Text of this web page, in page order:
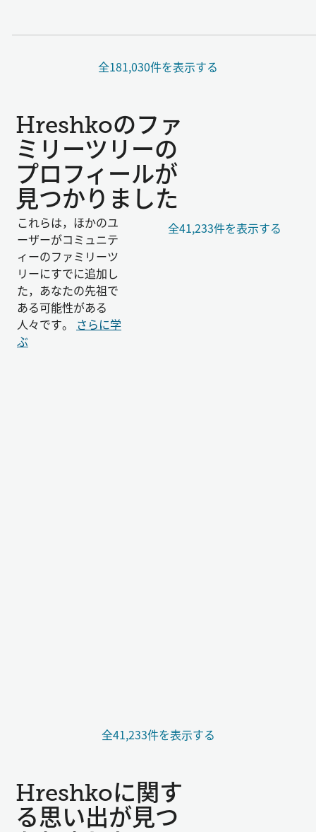
全181,030件を表示する
Hreshkoのファ
ミリーツリーの
プロフィールが
見つかりました
これらは，ほかのユ
ーザーがコミュニテ
ィーのファミリーツ
リーにすでに追加し
た，あなたの先祖で
ある可能性がある
人々です。 さらに学
ぶ
全41,233件を表示する
全41,233件を表示する
Hreshkoに関す
る思い出が見つ